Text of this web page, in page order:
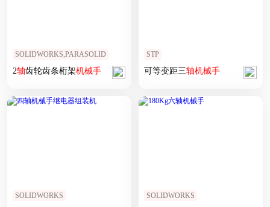
SOLIDWORKS,PARASOLID
2轴齿轮齿条桁架机械手
STP
可等变距三轴机械手
SOLIDWORKS SOLIDWORKS